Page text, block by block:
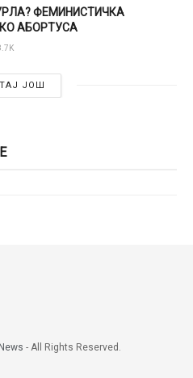
ФЕМИНИСТИЧКА
АБОРТУСА
ЈОШ
- All Rights Reserved.